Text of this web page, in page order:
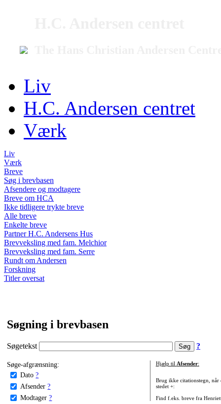
Liv
H.C. Andersen centret
Værk
Liv
Værk
Breve
Søg i brevbasen
Afsendere og modtagere
Breve om HCA
Ikke tidligere trykte breve
Alle breve
Enkelte breve
Partner H.C. Andersens Hus
Brevveksling med fam. Melchior
Brevveksling med fam. Serre
Rundt om Andersen
Forskning
Titler oversat
Søgning i brevbasen
Søgetekst ?
Søge-afgrænsning:
Dato ?
Afsender ?
Modtager ?
Hjælp til Afsender:
Brug ikke citationstegn, når
stedet +:
Find f.eks. breve fra